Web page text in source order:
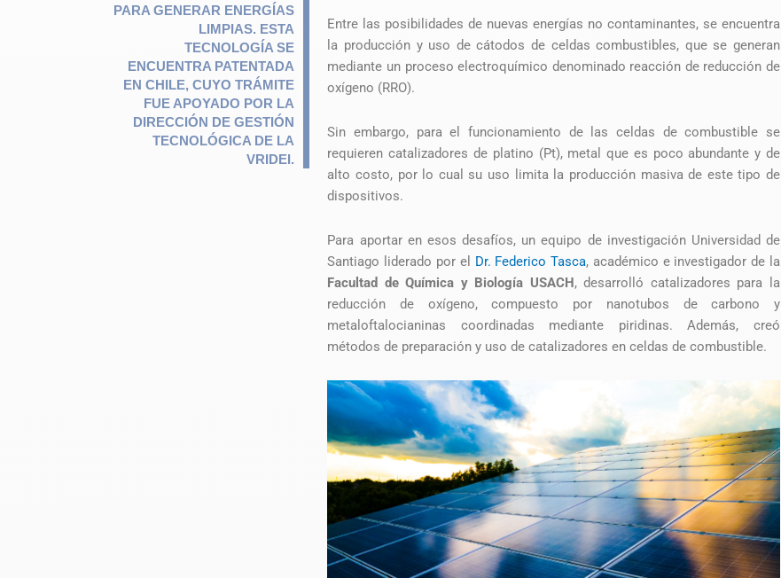
PARA GENERAR ENERGÍAS
LIMPIAS. ESTA
TECNOLOGÍA SE
ENCUENTRA PATENTADA
EN CHILE, CUYO TRÁMITE
FUE APOYADO POR LA
DIRECCIÓN DE GESTIÓN
TECNOLÓGICA DE LA
VRIDEI.
Entre las posibilidades de nuevas energías no contaminantes, se encuentra
la producción y uso de cátodos de celdas combustibles, que se generan
mediante un proceso electroquímico denominado reacción de reducción de
oxígeno (RRO).
Sin embargo, para el funcionamiento de las celdas de combustible se
requieren catalizadores de platino (Pt), metal que es poco abundante y de
alto costo, por lo cual su uso limita la producción masiva de este tipo de
dispositivos.
Para aportar en esos desafíos, un equipo de investigación Universidad de
Santiago liderado por el Dr. Federico Tasca, académico e investigador de la
Facultad de Química y Biología USACH, desarrolló catalizadores para la
reducción de oxígeno, compuesto por nanotubos de carbono y
metaloftalocianinas coordinadas mediante piridinas. Además, creó
métodos de preparación y uso de catalizadores en celdas de combustible.